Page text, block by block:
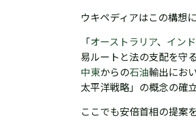
ウキペディアはこの構想
「オーストラリア、 インド
易ルートと法の支配を守
中東からの石油輸出にお
太平洋戦略」の概念の確
ここでも安倍首相の提案